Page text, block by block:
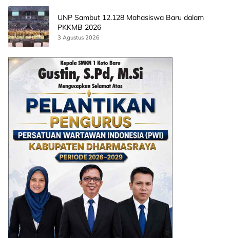
UNP Sambut 12.128 Mahasiswa Baru dalam
PKKMB 2026
3 Agustus 2026